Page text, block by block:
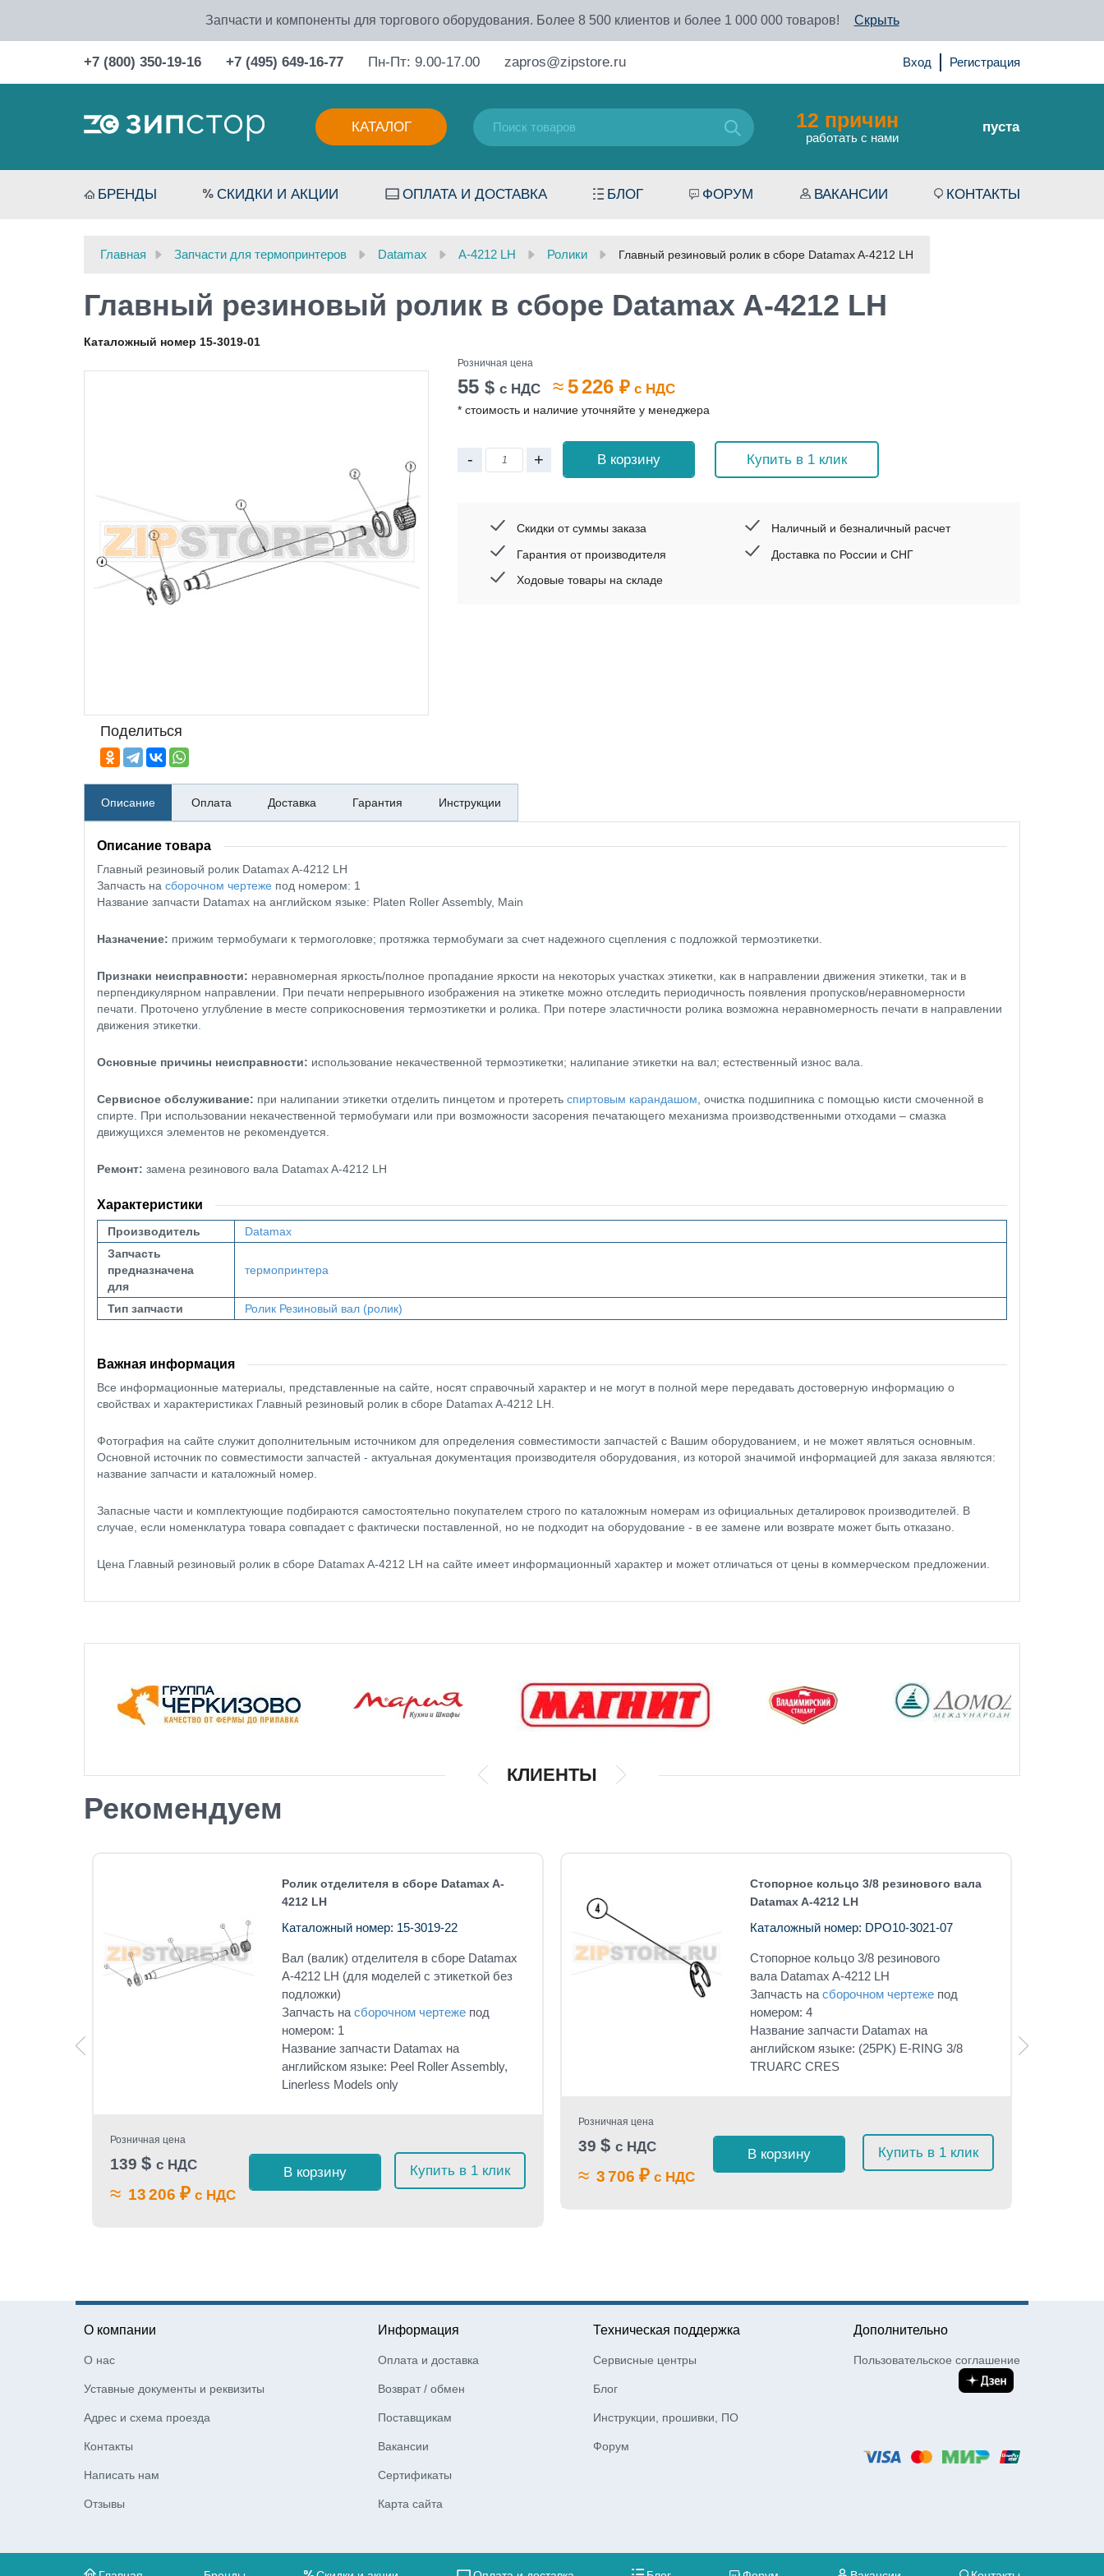
Запчасти и компоненты для торгового оборудования. Более 8 500 клиентов и более 1 000 000 товаров! Скрыть
+7 (800) 350-19-16 +7 (495) 649-16-77 Пн-Пт: 9.00-17.00 zapros@zipstore.ru Вход Регистрация
КАТАЛОГ 12 причин
работать с нами
пуста
БРЕНДЫ СКИДКИ И АКЦИИ ОПЛАТА И ДОСТАВКА БЛОГ ФОРУМ ВАКАНСИИ КОНТАКТЫ
Главная Запчасти для термопринтеров Datamax A-4212 LH Ролики Главный резиновый ролик в сборе Datamax A-4212 LH
Главный резиновый ролик в сборе Datamax A-4212 LH
Каталожный номер 15-3019-01
Поделиться
Розничная цена
55 $ с НДС ≈5 226 ₽ с НДС
* стоимость и наличие уточняйте у менеджера
- + В корзину Купить в 1 клик
Скидки от суммы заказа
Гарантия от производителя
Ходовые товары на складе
Наличный и безналичный расчет
Доставка по России и СНГ
Описание Оплата Доставка Гарантия Инструкции
Описание товара
Главный резиновый ролик Datamax A-4212 LH
Запчасть на сборочном чертеже под номером: 1
Название запчасти Datamax на английском языке: Platen Roller Assembly, Main
Назначение: прижим термобумаги к термоголовке; протяжка термобумаги за счет надежного сцепления с подложкой термоэтикетки.
Признаки неисправности: неравномерная яркость/полное пропадание яркости на некоторых участках этикетки, как в направлении движения этикетки, так и в
перпендикулярном направлении. При печати непрерывного изображения на этикетке можно отследить периодичность появления пропусков/неравномерности
печати. Проточено углубление в месте соприкосновения термоэтикетки и ролика. При потере эластичности ролика возможна неравномерность печати в направлении
движения этикетки.
Основные причины неисправности: использование некачественной термоэтикетки; налипание этикетки на вал; естественный износ вала.
Сервисное обслуживание: при налипании этикетки отделить пинцетом и протереть спиртовым карандашом , очистка подшипника с помощью кисти смоченной в
спирте. При использовании некачественной термобумаги или при возможности засорения печатающего механизма производственными отходами – смазка
движущихся элементов не рекомендуется.
Ремонт: замена резинового вала Datamax A-4212 LH
Характеристики
Производитель
Datamax
Запчасть
предназначена
для
термопринтера
Тип запчасти Ролик Резиновый вал (ролик)
Важная информация
Все информационные материалы, представленные на сайте, носят справочный характер и не могут в полной мере передавать достоверную информацию о
свойствах и характеристиках Главный резиновый ролик в сборе Datamax A-4212 LH.
Фотография на сайте служит дополнительным источником для определения совместимости запчастей с Вашим оборудованием, и не может являться основным.
Основной источник по совместимости запчастей - актуальная документация производителя оборудования, из которой значимой информацией для заказа являются:
название запчасти и каталожный номер.
Запасные части и комплектующие подбираются самостоятельно покупателем строго по каталожным номерам из официальных деталировок производителей. В
случае, если номенклатура товара совпадает с фактически поставленной, но не подходит на оборудование - в ее замене или возврате может быть отказано.
Цена Главный резиновый ролик в сборе Datamax A-4212 LH на сайте имеет информационный характер и может отличаться от цены в коммерческом предложении.
КЛИЕНТЫ
Рекомендуем
Ролик отделителя в сборе Datamax A-
4212 LH
Каталожный номер: 15-3019-22
Вал (валик) отделителя в сборе Datamax
A-4212 LH (для моделей с этикеткой без
подложки)
Запчасть на сборочном чертежепод
номером: 1
Название запчасти Datamax на
английском языке: Peel Roller Assembly,
Linerless Models only
Розничная цена
139 $ с НДС
≈ 13 206 ₽ с НДС
В корзину Купить в 1 клик
Стопорное кольцо 3/8 резинового вала
Datamax A-4212 LH
Каталожный номер: DPO10-3021-07
Стопорное кольцо 3/8 резинового
валаDatamax A-4212 LH
Запчасть на сборочном чертежепод
номером: 4
Название запчасти Datamax на
английском языке: (25PK) E-RING 3/8
TRUARC CRES
Розничная цена
39 $ с НДС
≈ 3 706 ₽ с НДС
В корзину Купить в 1 клик
О компании
О нас
Уставные документы и реквизиты
Адрес и схема проезда
Контакты
Написать нам
Отзывы
Информация
Оплата и доставка
Возврат / обмен
Поставщикам
Вакансии
Сертификаты
Карта сайта
Техническая поддержка
Сервисные центры
Блог
Инструкции, прошивки, ПО
Форум
Дополнительно
Пользовательское соглашение